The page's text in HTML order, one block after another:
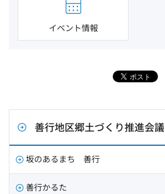
イベント情報
善行地区郷土づくり推進会議
坂のあるまち 善行
善行かるた